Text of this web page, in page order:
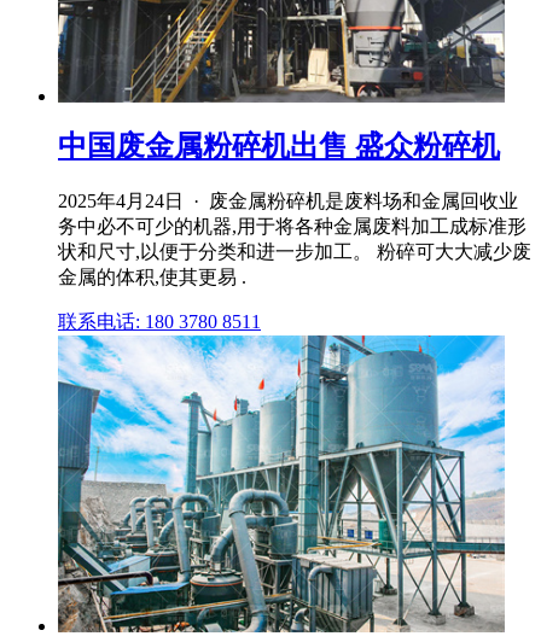
中国废金属粉碎机出售 盛众粉碎机
2025年4月24日 · 废金属粉碎机是废料场和金属回收业
务中必不可少的机器,用于将各种金属废料加工成标准形
状和尺寸,以便于分类和进一步加工。 粉碎可大大减少废
金属的体积,使其更易 .
联系电话: 180 3780 8511